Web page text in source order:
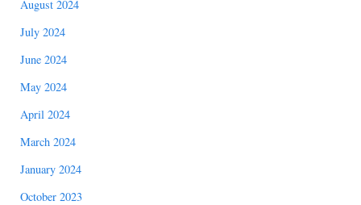
August 2024
July 2024
June 2024
May 2024
April 2024
March 2024
January 2024
October 2023